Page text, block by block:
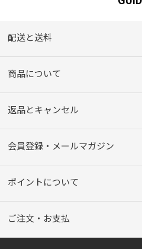
配送と送料
商品について
返品とキャンセル
会員登録・メールマガジン
ポイントについて
ご注文・お支払